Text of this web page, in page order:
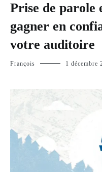
Prise de parole
gagner en
votre auditoire
François 1 décembre